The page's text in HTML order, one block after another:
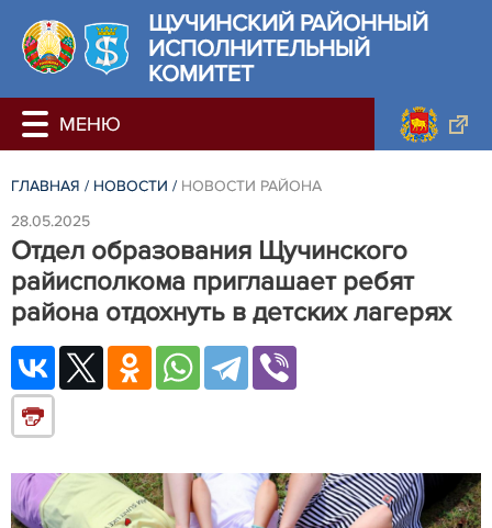
ЩУЧИНСКИЙ РАЙОННЫЙ
ИСПОЛНИТЕЛЬНЫЙ
КОМИТЕТ
ГЛАВНАЯ / НОВОСТИ / НОВОСТИ РАЙОНА
28.05.2025
Отдел образования Щучинского
райисполкома приглашает ребят
района отдохнуть в детских лагерях